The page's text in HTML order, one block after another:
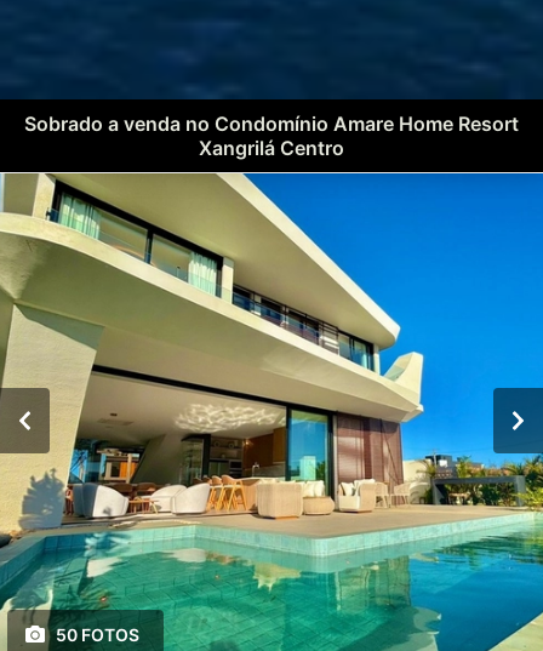
Sobrado a venda no Condomínio Amare Home Resort
Xangrilá Centro
50 FOTOS